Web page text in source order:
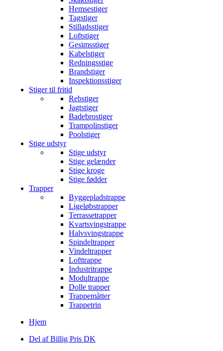
Hemsestiger
Tagstiger
Stilladsstiger
Loftstiger
Gesimsstiger
Kabelstiger
Redningsstige
Brandstiger
Inspektionsstiger
Stiger til fritid
Rebstiger
Jagtstiger
Badebrostiger
Trampolinstiger
Poolstiger
Stige udstyr
Stige udstyr
Stige gelænder
Stige kroge
Stige fødder
Trapper
Byggepladstrappe
Ligeløbstrapper
Terrassetrapper
Kvartsvingstrappe
Halvsvingstrappe
Spindeltrapper
Vindeltrapper
Lofttrappe
Industritrappe
Modultrappe
Dolle trapper
Trappemåtter
Trappetrin
Hjem
Del af Billig Pris DK